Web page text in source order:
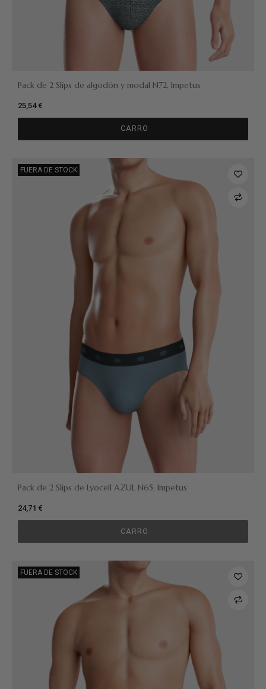
Pack de 2 Slips de algodón y modal N72, Impetus
25,54 €
CARRO
FUERA DE STOCK
Pack de 2 Slips de Lyocell AZUL N65, Impetus
24,71 €
CARRO
FUERA DE STOCK